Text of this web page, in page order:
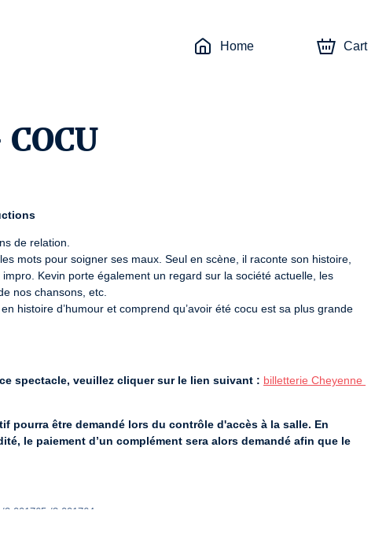
Home Cart
de relation.
mots pour soigner ses maux. Seul en scène, il raconte son histoire,
Kevin porte également un regard sur la société actuelle, les
nos chansons, etc.
histoire d’humour et comprend qu’avoir été cocu est sa plus grande
spectacle, veuillez cliquer sur le lien suivant : billetterie Cheyenne
pourra être demandé lors du contrôle d'accès à la salle. En
le paiement d’un complément sera alors demandé afin que le
001765 /3-001764